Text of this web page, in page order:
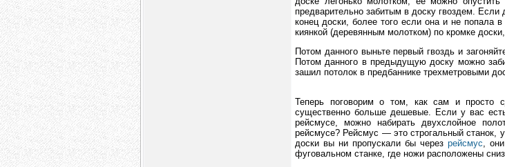
предварительно забитым в доску гвоздем.
конец доски, более того если она и не попала
киянкой (деревянным молотком) по кромке
Потом данного выньте первый гвоздь и
Потом данного в предыдущую доску можно
зашил потолок в предбаннике трехметровыми
Теперь поговорим о том, как сам и просто
существенно больше дешевые. Если у вас
рейсмусе, можно набирать двухслойное
рейсмусе? Рейсмус — это строгальный станок,
доски вы ни пропускали бы через рейсмус,
фуговальном станке, где ножи расположены